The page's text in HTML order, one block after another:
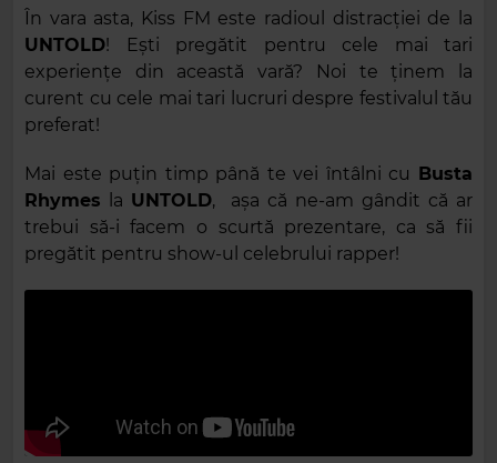
În vara asta, Kiss FM este radioul distracției de la
UNTOLD! Ești pregătit pentru cele mai tari
experiențe din această vară? Noi te ținem la
curent cu cele mai tari lucruri despre festivalul tău
preferat!
Mai este puțin timp până te vei întâlni cu Busta
Rhymes la UNTOLD, așa că ne-am gândit că ar
trebui să-i facem o scurtă prezentare, ca să fii
pregătit pentru show-ul celebrului rapper!